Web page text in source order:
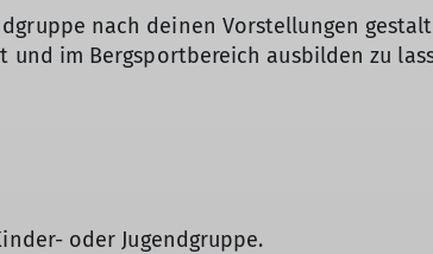
nach deinen Vorstellungen
im Bergsportbereich ausbilden zu
oder Jugendgruppe.